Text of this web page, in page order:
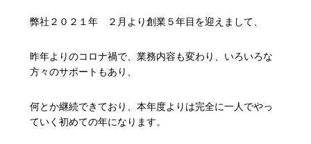
弊社２０２１年 ２月より創業５年目を迎えまして、
昨年よりのコロナ禍で、業務内容も変わり、いろいろな
方々のサポートもあり、
何とか継続できており、本年度よりは完全に一人でやっ
ていく初めての年になります。